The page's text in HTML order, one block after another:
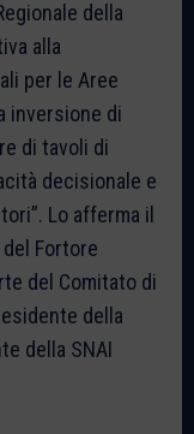
della
alla
per le Aree
inversione di
di tavoli di
decisionale e
Lo afferma il
Fortore
del Comitato di
della
della SNAI